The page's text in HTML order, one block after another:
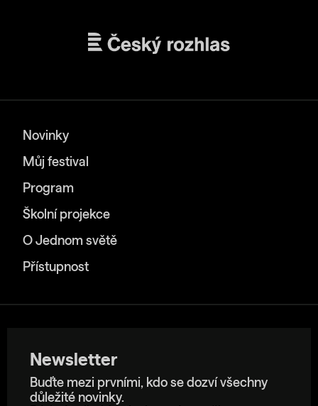
Novinky
Můj festival
Program
Školní projekce
O Jednom světě
Přístupnost
Newsletter
Buďte mezi prvními, kdo se dozví všechny
důležité novinky.